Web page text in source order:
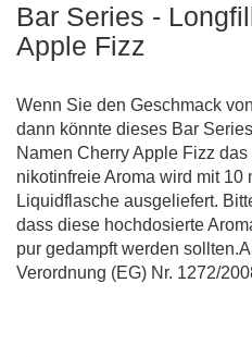
Bar Series -
Apple Fizz
Wenn Sie den Geschmack
dann könnte dieses Bar
Namen Cherry Apple Fizz
nikotinfreie Aroma wird mit 10
Liquidflasche ausgeliefert.
dass diese hochdosierte
pur gedampft werden
Verordnung (EG) Nr. 1272/